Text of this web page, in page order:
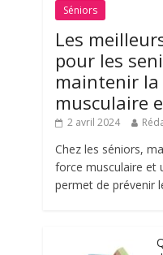
Séniors
Les
pour les
maintenir la
musculaire
2 avril 2024
Chez les séniors,
force musculaire et
permet de prévenir